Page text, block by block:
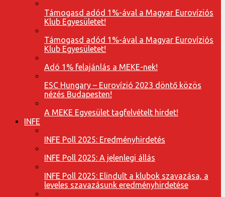
Támogasd adód 1%-ával a Magyar Eurovíziós
Klub Egyesületet!
Támogasd adód 1%-ával a Magyar Eurovíziós
Klub Egyesületet!
Adó 1% felajánlás a MEKE-nek!
ESC Hungary – Eurovízió 2023 döntő közös
nézés Budapesten!
A MEKE Egyesület tagfelvételt hirdet!
INFE
INFE Poll 2025: Eredményhirdetés
INFE Poll 2025: A jelenlegi állás
INFE Poll 2025: Elindult a klubok szavazása, a
leveles szavazásunk eredményhirdetése